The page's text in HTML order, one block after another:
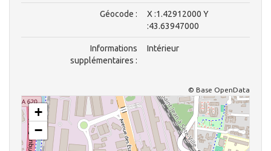
Géocode :
X :1.42912000 Y
:43.63947000
Informations
supplémentaires :
Intérieur
© Base OpenData
+
−